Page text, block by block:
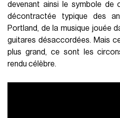
devenant ainsi le symbole de
décontractée typique des
Portland, de la musique jouée
guitares désaccordées. Mais
plus grand, ce sont les
rendu célèbre.